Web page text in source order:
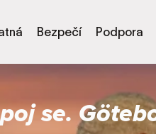
Bezpečí Podpora
se.